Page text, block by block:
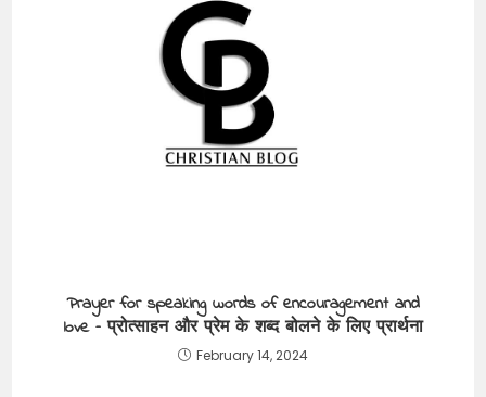
Prayer for speaking words of encouragement and
love – प्रोत्साहन और प्रेम के शब्द बोलने के लिए प्रार्थना
February 14, 2024